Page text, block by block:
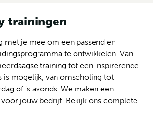
trainingen
met je mee om een passend en
te ontwikkelen. Van
training tot een inspirerende
is mogelijk, van omscholing tot
of 's avonds. We maken een
jouw bedrijf. Bekijk ons complete